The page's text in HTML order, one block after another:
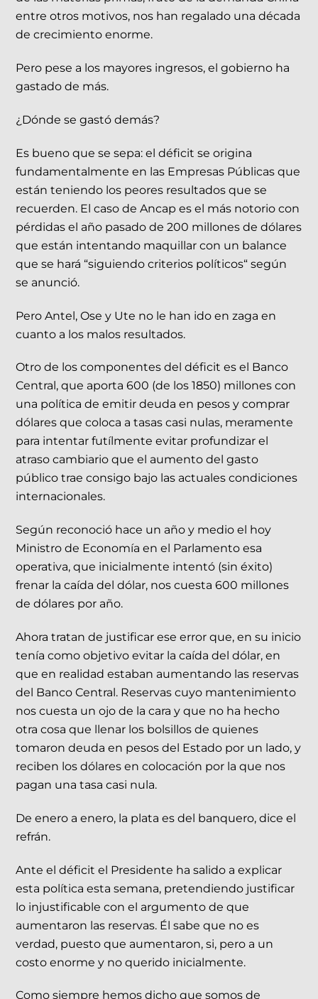
entre otros motivos, nos han regalado una década
de crecimiento enorme.
Pero pese a los mayores ingresos, el gobierno ha
gastado de más.
¿Dónde se gastó demás?
Es bueno que se sepa: el déficit se origina
fundamentalmente en las Empresas Públicas que
están teniendo los peores resultados que se
recuerden. El caso de Ancap es el más notorio con
pérdidas el año pasado de 200 millones de dólares
que están intentando maquillar con un balance
que se hará “siguiendo criterios políticos“ según
se anunció.
Pero Antel, Ose y Ute no le han ido en zaga en
cuanto a los malos resultados.
Otro de los componentes del déficit es el Banco
Central, que aporta 600 (de los 1850) millones con
una política de emitir deuda en pesos y comprar
dólares que coloca a tasas casi nulas, meramente
para intentar futílmente evitar profundizar el
atraso cambiario que el aumento del gasto
público trae consigo bajo las actuales condiciones
internacionales.
Según reconoció hace un año y medio el hoy
Ministro de Economía en el Parlamento esa
operativa, que inicialmente intentó (sin éxito)
frenar la caída del dólar, nos cuesta 600 millones
de dólares por año.
Ahora tratan de justificar ese error que, en su inicio
tenía como objetivo evitar la caída del dólar, en
que en realidad estaban aumentando las reservas
del Banco Central. Reservas cuyo mantenimiento
nos cuesta un ojo de la cara y que no ha hecho
otra cosa que llenar los bolsillos de quienes
tomaron deuda en pesos del Estado por un lado, y
reciben los dólares en colocación por la que nos
pagan una tasa casi nula.
De enero a enero, la plata es del banquero, dice el
refrán.
Ante el déficit el Presidente ha salido a explicar
esta política esta semana, pretendiendo justificar
lo injustificable con el argumento de que
aumentaron las reservas. Él sabe que no es
verdad, puesto que aumentaron, si, pero a un
costo enorme y no querido inicialmente.
Como siempre hemos dicho que somos de